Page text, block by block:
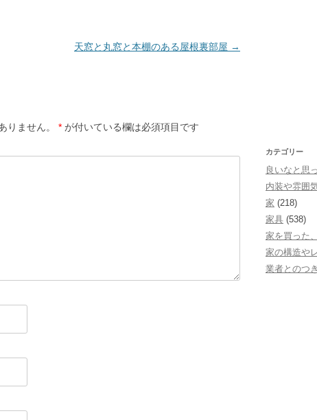
天窓と丸窓と本棚のある屋根裏部屋 →
りません。 * が付いている欄は必須項目です
カテゴリー
良いなと思
内装や雰囲
家 (218)
家具 (538)
家を買った
家の構造や
業者とのつ